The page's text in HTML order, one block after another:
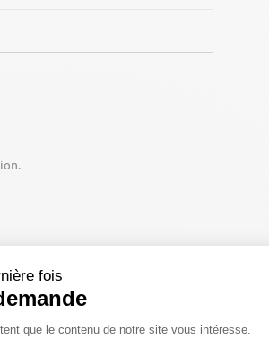
fois
Gestion du
que le contenu de notre site vous intéresse.